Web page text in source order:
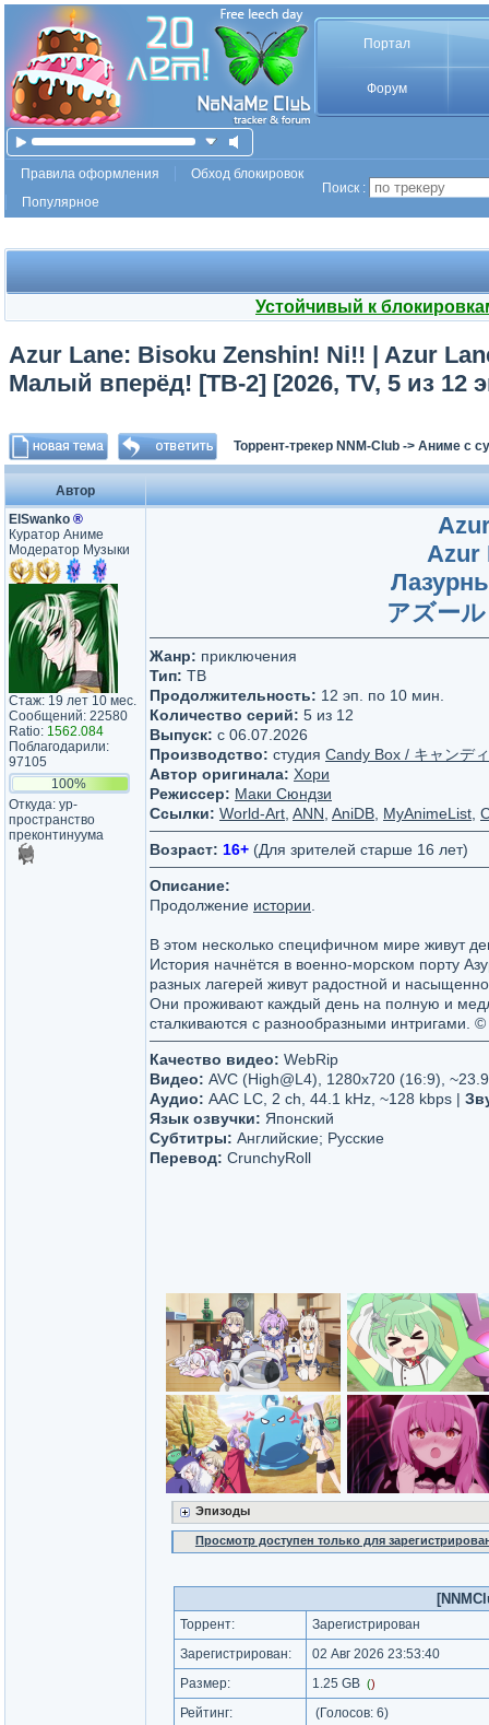
Портал
Форум
Правила оформления
Обход блокировок
Популярное
Поиск :
Устойчивый к
Azur Lane: Bisoku Zenshin! Ni!! | Azur
Малый вперёд! [ТВ-2] [2026, TV, 5 из 12
Торрент-трекер NNM-Club -> Аниме с
Автор
ElSwanko ®
Куратор Аниме
Модератор Музыки
Стаж: 19 лет 10 мес.
Сообщений: 22580
Ratio: 1562.084
Поблагодарили:
97105
100%
Откуда: ур-
пространство
преконтинуума
Azur
アズー
Жанр: приключения
Тип: ТВ
Продолжительность: 12 эп. по 10 мин.
Количество серий: 5 из 12
Выпуск: c 06.07.2026
Производство: студия Candy Box / キャンデ
Автор оригинала: Хори
Режиссер: Маки Сюндзи
Ссылки: World-Art ANN AniDB MyAnimeList
Возраст: 16+ (Для зрителей старше 16 лет)
Описание:
Продолжение истории
В этом несколько специфичном мире живут
История начнётся в военно-морском порту
разных лагерей живут радостной и
Они проживают каждый день на полную и
сталкиваются с разнообразными интригами.
Качество видео: WebRip
Видео: AVC (High@L4), 1280x720 (16:9),
Аудио: AAC LC, 2 ch, 44.1 kHz, ~128 kbps |
Язык озвучки: Японский
Субтитры: Английские; Русские
Перевод: CrunchyRoll
Эпизоды
Просмотр доступен только для
Торрент:
Зарегистрирован
Зарегистрирован:
02 Авг 2026 23:53:40
Размер:
1.25 GB ()
Рейтинг: (Голосов: 6)